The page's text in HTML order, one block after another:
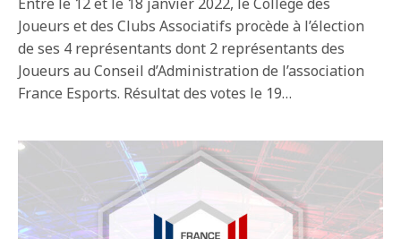
Entre le 12 et le 18 janvier 2022, le Collège des
Joueurs et des Clubs Associatifs procède à l’élection
de ses 4 représentants dont 2 représentants des
Joueurs au Conseil d’Administration de l’association
France Esports. Résultat des votes le 19…